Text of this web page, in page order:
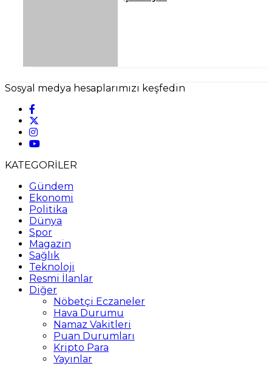
Sosyal medya hesaplarımızı keşfedin
KATEGORİLER
Gündem
Ekonomi
Politika
Dünya
Spor
Magazin
Sağlık
Teknoloji
Resmi İlanlar
Diğer
Nöbetçi Eczaneler
Hava Durumu
Namaz Vakitleri
Puan Durumları
Kripto Para
Yayınlar